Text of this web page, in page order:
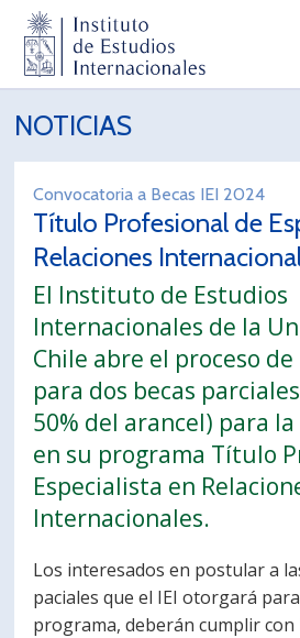
INSTITUTO
PREGRADO
POSTGRADO
EXTENSIÓN
BIBLIOTECA
ENGLISH
PORTUGUÊS
Postulantes
Estudiantes
NOTICIAS
Convocatoria a Becas IEI 2024
Título Profesional de
Relaciones
El Instituto de Estudios
Internacionales de la
Chile abre el proceso
para dos becas
50% del arancel) para
en su programa Título
Especialista en
Internacionales.
Los interesados en postular a
paciales que el IEI otorgará
programa, deberán cumplir